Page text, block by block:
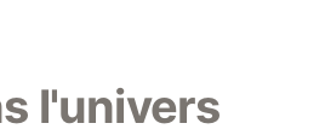
l'univers